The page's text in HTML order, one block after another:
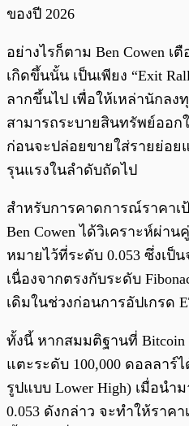
ของปี 2026
อย่างไรก็ตาม Ben Cowen
เกิดขึ้นนั้น เป็นเพียง “Exit
ลากขึ้นไป เพื่อให้เหล่านักล
สามารถระบายสินทรัพย์ออก
ก่อนจะปล่อยขายใส่รายย่อย
รุนแรงในลำดับถัดไป
สำหรับการคาดการณ์ราคาเ
Ben Cowen ได้วิเคราะห์ผ่าน
หมายไว้ที่ระดับ 0.053 ซึ่งเ
เนื่องจากตรงกับระดับ
เดิมในช่วงก่อนการอัปเกรด
ทั้งนี้ หากสมมติฐานที่
แตะระดับ 100,000 ดอลลาร์
รูปแบบ Lower High) เมื่อน
0.053 ดังกล่าว จะทำให้ราคา